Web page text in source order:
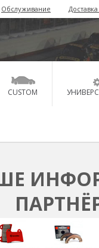
Обслуживание
CUSTOM